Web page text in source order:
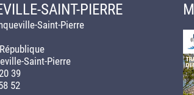
SAINT-PIERRE
Saint-Pierre
Saint-Pierre
39
52